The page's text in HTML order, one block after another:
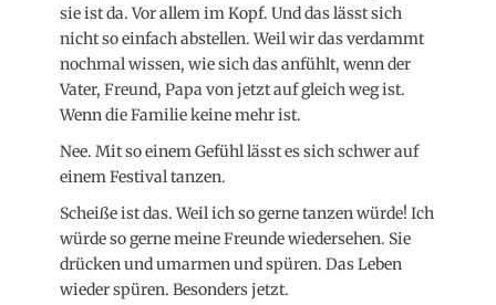
sie ist da. Vor allem im Kopf. Und das lässt sich
nicht so einfach abstellen. Weil wir das verdammt
nochmal wissen, wie sich das anfühlt, wenn der
Vater, Freund, Papa von jetzt auf gleich weg ist.
Wenn die Familie keine mehr ist.
Nee. Mit so einem Gefühl lässt es sich schwer auf
einem Festival tanzen.
Scheiße ist das. Weil ich so gerne tanzen würde! Ich
würde so gerne meine Freunde wiedersehen. Sie
drücken und umarmen und spüren. Das Leben
wieder spüren. Besonders jetzt.